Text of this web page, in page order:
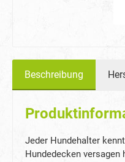
Beschreibung
Jeder Hundehalter
Hundedecken